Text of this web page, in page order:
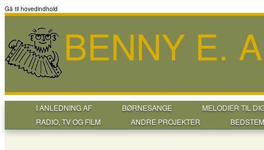
Gå til hovedindhold
BENNY E.
I ANLEDNING AF BØRNESANGE
MELODIER TIL
RADIO, TV OG FILM
ANDRE PROJEKTER